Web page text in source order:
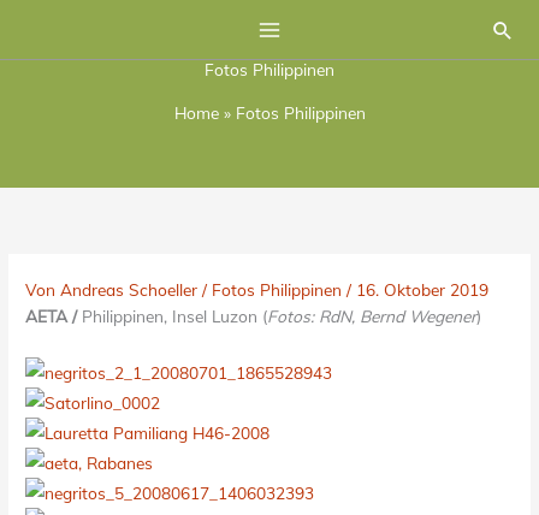
Fotos Philippinen
Home » Fotos Philippinen
VonAndreas Schoeller/ Fotos Philippinen / 16. Oktober 2019
AETA / Philippinen, Insel Luzon (Fotos: RdN, Bernd Wegener)